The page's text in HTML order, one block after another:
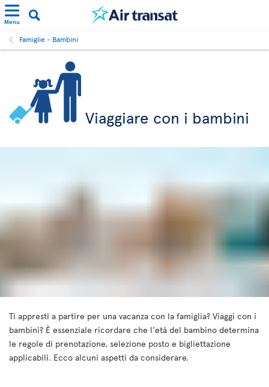
Menu
Famiglie - Bambini
Viaggiare con i bambini
Ti appresti a partire per una vacanza con la famiglia? Viaggi con i
bambini? È essenziale ricordare che l'età del bambino determina
le regole di prenotazione, selezione posto e bigliettazione
applicabili. Ecco alcuni aspetti da considerare.